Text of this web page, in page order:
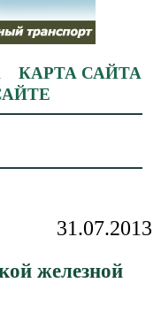
КАРТА САЙТА
31.07.2013
железной